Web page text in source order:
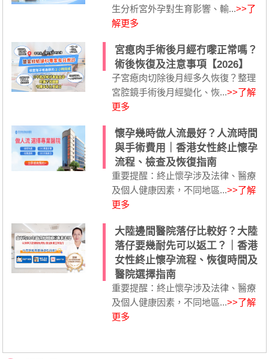
生分析宮外孕對生育影響、輸...>>了
解更多
宮瘜肉手術後月經冇嚟正常嗎？
術後恢復及注意事項【2026】
子宮瘜肉切除後月經多久恢復？整理
宮腔鏡手術後月經變化、恢...>>了解
更多
懷孕幾時做人流最好？人流時間
與手術費用｜香港女性終止懷孕
流程、檢查及恢復指南
重要提醒：終止懷孕涉及法律、醫療
及個人健康因素，不同地區...>>了解
更多
大陸邊間醫院落仔比較好？大陸
落仔要幾耐先可以返工？｜香港
女性終止懷孕流程、恢復時間及
醫院選擇指南
重要提醒：終止懷孕涉及法律、醫療
及個人健康因素，不同地區...>>了解
更多